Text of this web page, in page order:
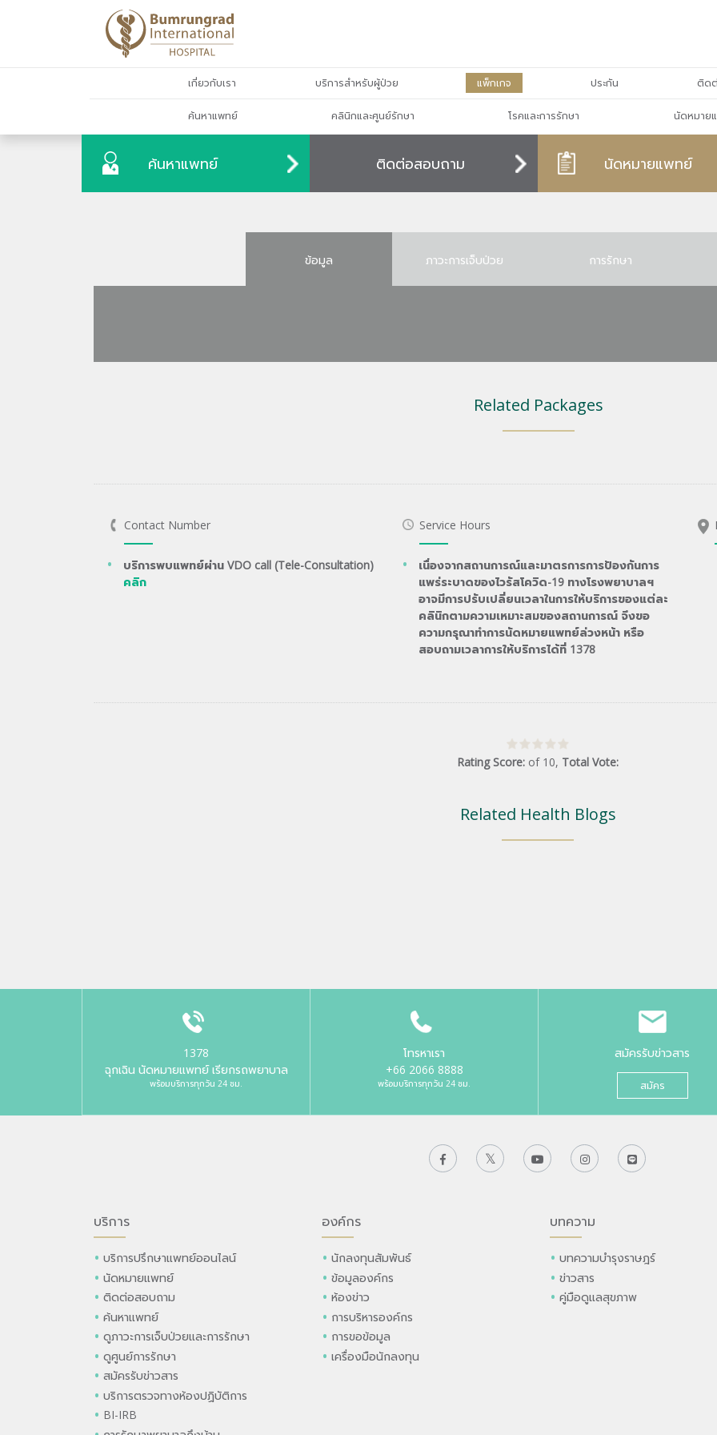
เกี่ยวกับเรา บริการสำหรับผู้ป่วย แพ็กเกจ ประกัน ติดต่
ค้นหาแพทย์ คลินิกและศูนย์รักษา โรคและการรักษา นัดหมาย
ค้นหาแพทย์ ติดต่อสอบถาม นัดหมายแพทย์
ข้อมูล ภาวะการเจ็บป่วย การรักษา
Related Packages
Contact Number
บริการพบแพทย์ผ่าน VDO call (Tele-Consultation)
คลิก
Service Hours
เนื่องจากสถานการณ์และมาตรการการป้องกันการ
แพร่ระบาดของไวรัสโควิด-19 ทางโรงพยาบาลฯ
อาจมีการปรับเปลี่ยนเวลาในการให้บริการของแต่ละ
คลินิกตามความเหมาะสมของสถานการณ์ จึงขอ
ความกรุณาทำการนัดหมายแพทย์ล่วงหน้า หรือ
สอบถามเวลาการให้บริการได้ที่ 1378
Rating Score: of 10, Total Vote:
Related Health Blogs
1378
ฉุกเฉิน นัดหมายแพทย์ เรียกรถพยาบาล
พร้อมบริการทุกวัน 24 ชม.
โทรหาเรา
+66 2066 8888
พร้อมบริการทุกวัน 24 ชม.
สมัครรับข่าวสาร
สมัคร
บริการ
บริการปรึกษาแพทย์ออนไลน์
นัดหมายแพทย์
ติดต่อสอบถาม
ค้นหาแพทย์
ดูภาวะการเจ็บป่วยและการรักษา
ดูศูนย์การรักษา
สมัครรับข่าวสาร
บริการตรวจทางห้องปฏิบัติการ
BI-IRB
องค์กร
นักลงทุนสัมพันธ์
ข้อมูลองค์กร
ห้องข่าว
การบริหารองค์กร
การขอข้อมูล
เครื่องมือนักลงทุน
บทความ
บทความบำรุงราษฎร์
ข่าวสาร
คู่มือดูแลสุขภาพ